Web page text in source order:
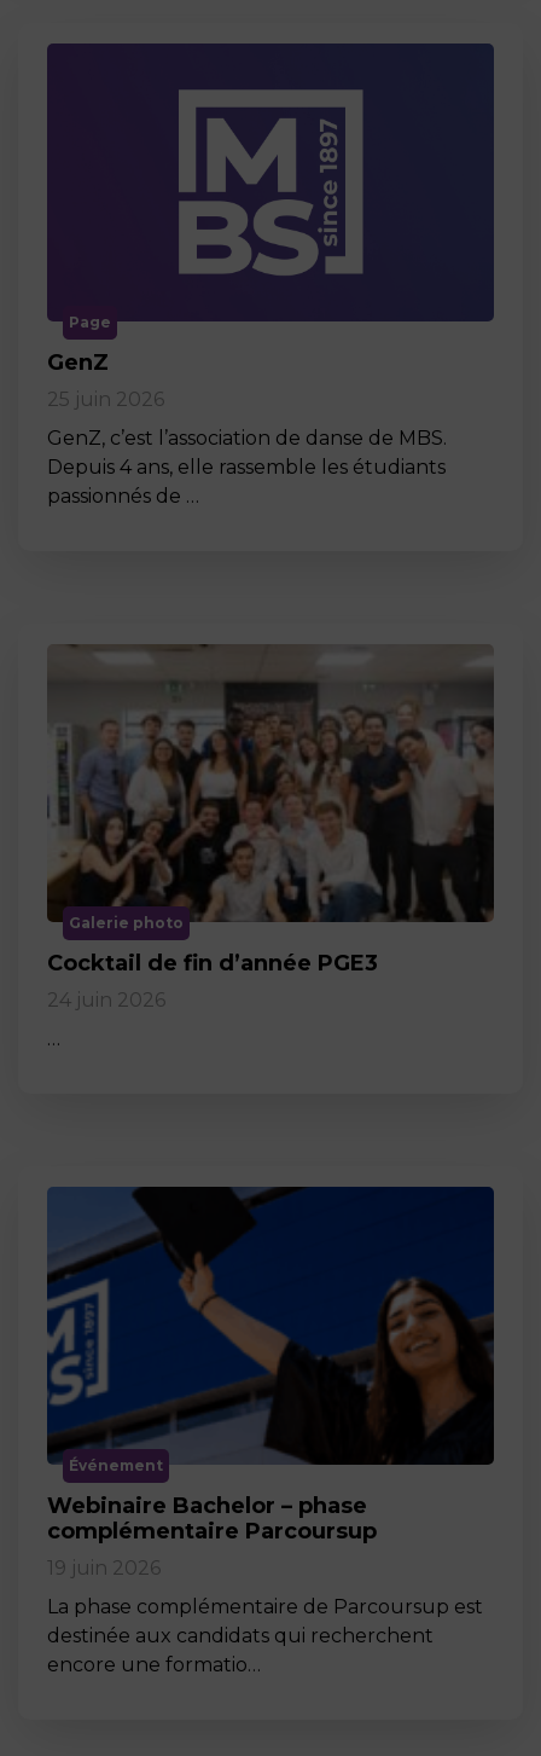
Page
GenZ
25 juin 2026
GenZ, c’est l’association de danse de MBS.
Depuis 4 ans, elle rassemble les étudiants
passionnés de …
Galerie photo
Cocktail de fin d’année PGE3
24 juin 2026
…
Événement
Webinaire Bachelor – phase
complémentaire Parcoursup
19 juin 2026
La phase complémentaire de Parcoursup est
destinée aux candidats qui recherchent
encore une formatio…